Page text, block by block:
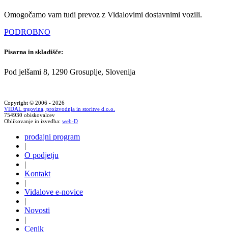
Omogočamo vam tudi prevoz z Vidalovimi dostavnimi vozili.
PODROBNO
Pisarna in skladišče:
Pod jelšami 8, 1290 Grosuplje, Slovenija
Copyright © 2006 - 2026
VIDAL trgovina, proizvodnja in storitve d.o.o.
754930 obiskovalcev
Oblikovanje in izvedba: web-D
prodajni program
|
O podjetju
|
Kontakt
|
Vidalove e-novice
|
Novosti
|
Cenik